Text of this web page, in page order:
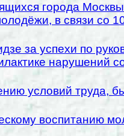
города
в связи со
за успехи по
нарушений
условий труда,
воспитанию